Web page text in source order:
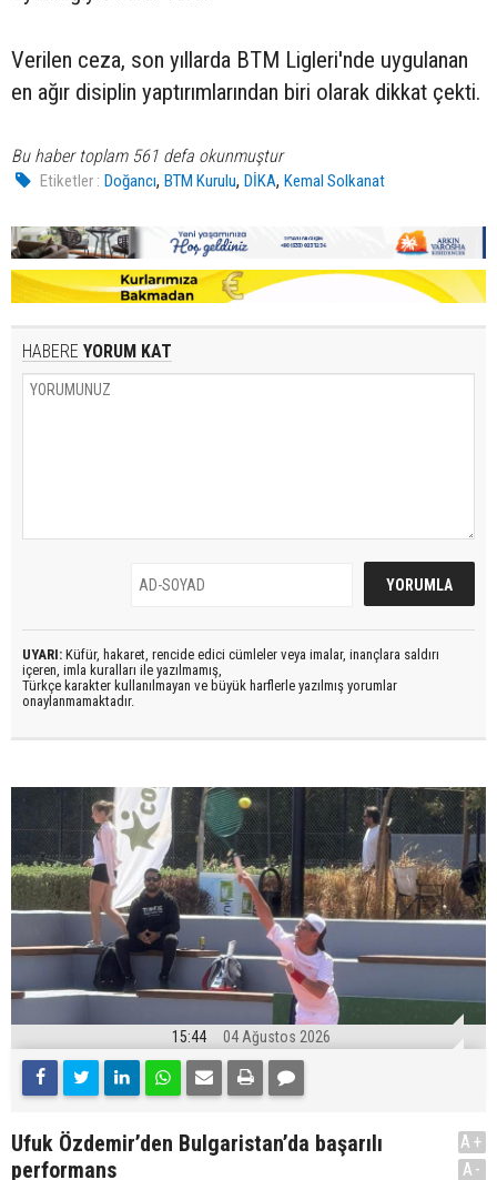
Verilen ceza, son yıllarda BTM Ligleri'nde uygulanan
en ağır disiplin yaptırımlarından biri olarak dikkat çekti.
Bu haber toplam 561 defa okunmuştur
Etiketler : Doğancı,BTM Kurulu,DİKA,Kemal Solkanat
HABERE YORUM KAT
UYARI: Küfür, hakaret, rencide edici cümleler veya imalar, inançlara saldırı
içeren, imla kuralları ile yazılmamış,
Türkçe karakter kullanılmayan ve büyük harflerle yazılmış yorumlar
onaylanmamaktadır.
15:44 04 Ağustos 2026
Ufuk Özdemir’den Bulgaristan’da başarılı
performans
A+
A-